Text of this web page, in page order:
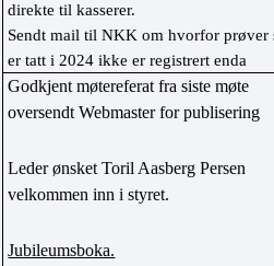
direkte til kasserer.
Sendt mail til NKK om hvorfor prøver
er tatt i 2024 ikke er registrert enda
Godkjent møtereferat fra siste møte
oversendt Webmaster for publisering
Leder ønsket Toril Aasberg Persen
velkommen inn i styret.
Jubileumsboka.